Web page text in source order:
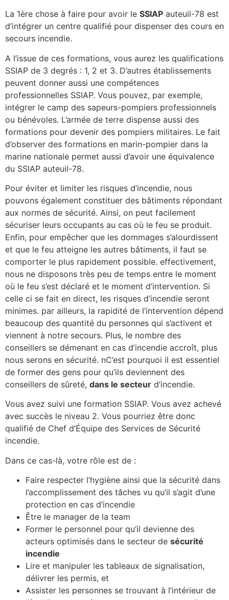
La 1ère chose à faire pour avoir le SSIAP auteuil-78 est
d’intégrer un centre qualifié pour dispenser des cours en
secours incendie.
A l’issue de ces formations, vous aurez les qualifications
SSIAP de 3 degrés : 1, 2 et 3. D’autres établissements
peuvent donner aussi une compétences
professionnelles SSIAP. Vous pouvez, par exemple,
intégrer le camp des sapeurs-pompiers professionnels
ou bénévoles. L’armée de terre dispense aussi des
formations pour devenir des pompiers militaires. Le fait
d’observer des formations en marin-pompier dans la
marine nationale permet aussi d’avoir une équivalence
du SSIAP auteuil-78.
Pour éviter et limiter les risques d’incendie, nous
pouvons également constituer des bâtiments répondant
aux normes de sécurité. Ainsi, on peut facilement
sécuriser leurs occupants au cas où le feu se produit.
Enfin, pour empêcher que les dommages s’alourdissent
et que le feu atteigne les autres bâtiments, il faut se
comporter le plus rapidement possible. effectivement,
nous ne disposons très peu de temps entre le moment
où le feu s’est déclaré et le moment d’intervention. Si
celle ci se fait en direct, les risques d’incendie seront
minimes. par ailleurs, la rapidité de l’intervention dépend
beaucoup des quantité du personnes qui s’activent et
viennent à notre secours. Plus, le nombre des
conseillers se démenant en cas d’incendie accroît, plus
nous serons en sécurité. nC’est pourquoi il est essentiel
de former des gens pour qu’ils deviennent des
conseillers de sûreté, dans le secteur d’incendie.
Vous avez suivi une formation SSIAP. Vous avez achevé
avec succès le niveau 2. Vous pourriez être donc
qualifié de Chef d’Équipe des Services de Sécurité
incendie.
Dans ce cas-là, votre rôle est de :
Faire respecter l’hygiène ainsi que la sécurité dans
l’accomplissement des tâches vu qu’il s’agit d’une
protection en cas d’incendie
Être le manager de la team
Former le personnel pour qu’il devienne des
acteurs optimisés dans le secteur de sécurité
incendie
Lire et manipuler les tableaux de signalisation,
délivrer les permis, et
Assister les personnes se trouvant à l’intérieur de